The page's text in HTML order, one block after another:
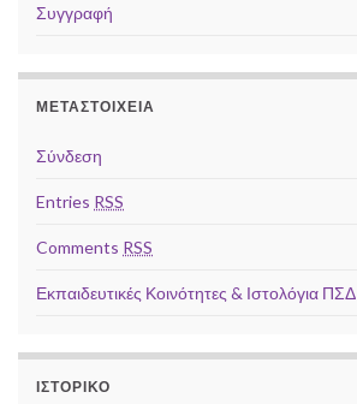
Συγγραφή
ΜΕΤΑΣΤΟΙΧΕΊΑ
Σύνδεση
Entries RSS
Comments RSS
Εκπαιδευτικές Κοινότητες & Ιστολόγια ΠΣΔ
ΙΣΤΟΡΙΚΌ